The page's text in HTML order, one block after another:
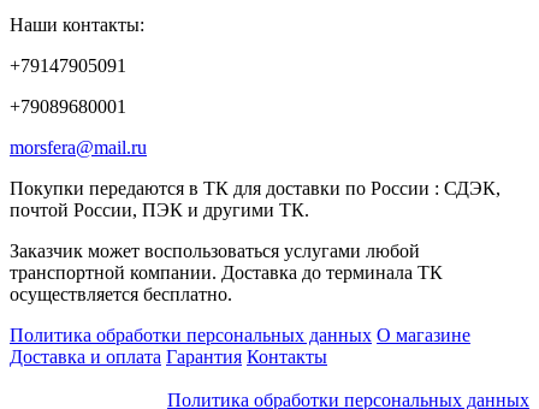
Наши контакты:
+79147905091
+79089680001
morsfera@mail.ru
Покупки передаются в ТК для доставки по России : СДЭК,
почтой России, ПЭК и другими ТК.
Заказчик может воспользоваться услугами любой
транспортной компании. Доставка до терминала ТК
осуществляется бесплатно.
Политика обработки персональных данных О магазине
Доставка и оплата Гарантия Контакты
Политика обработки персональных данных